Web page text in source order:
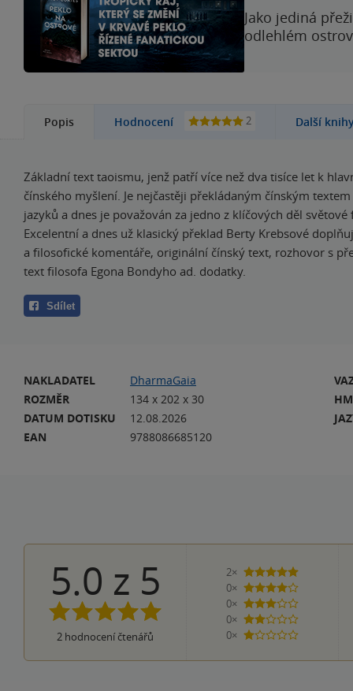
Jako jediná
odlehlém
Popis Hodnocení 2 Další
Základní text taoismu, jenž patří více než dva tisíce let k
čínského myšlení. Je nejčastěji překládaným čínským
jazyků a dnes je považován za jedno z klíčových děl světové
Excelentní a dnes už klasický překlad Berty Krebsové
a filosofické komentáře, originální čínský text, rozhovor s
text filosofa Egona Bondyho ad. dodatky.
Sdílet
NAKLADATEL
DharmaGaia
ROZMĚR
134 x 202 x 30
DATUM DOTISKU
12.08.2026
EAN
9788086685120
5.0 z 5
2 hodnocení čtenářů
2×
5 hvězdiček
0×
4 hvězdičky
0×
3 hvězdičky
0×
2 hvězdičky
0×
1 hvezdička